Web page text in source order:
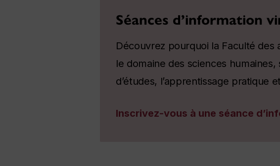
Séances d’information
Découvrez pourquoi la Faculté
le domaine des sciences
d’études, l’apprentissage pratique
Inscrivez-vous à une séance